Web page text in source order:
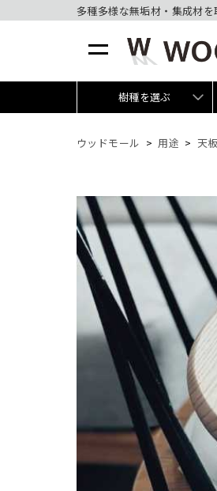
多種多様な無垢材・集成材
樹種を選ぶ
ウッドモール 用途 天